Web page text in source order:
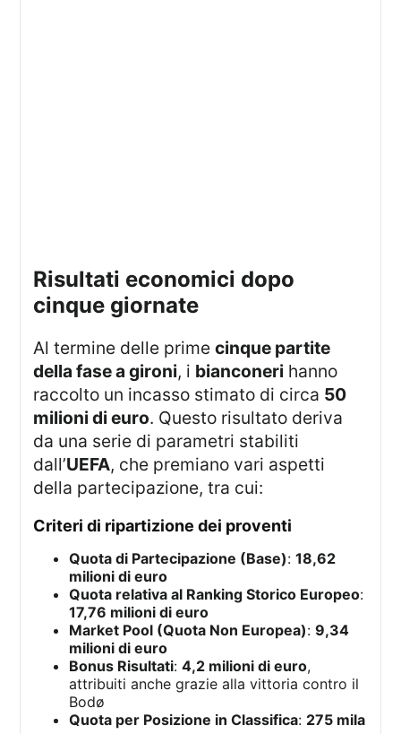
risultati economici dopo
cinque giornate
Al termine delle primecinque partite
della fase a gironi, i bianconeri hanno
raccolto un incasso stimato di circa 50
milioni di euro. Questo risultato deriva
da una serie di parametri stabiliti
dall’UEFA, che premiano vari aspetti
della partecipazione, tra cui:
criteri di ripartizione dei proventi
Quota di Partecipazione (Base):18,62
milioni di euro
Quota relativa al Ranking Storico Europeo:
17,76 milioni di euro
Market Pool (Quota Non Europea):9,34
milioni di euro
Bonus Risultati:4,2 milioni di euro,
attribuiti anche grazie alla vittoria contro il
Bodø
Quota per Posizione in Classifica: 275 mila